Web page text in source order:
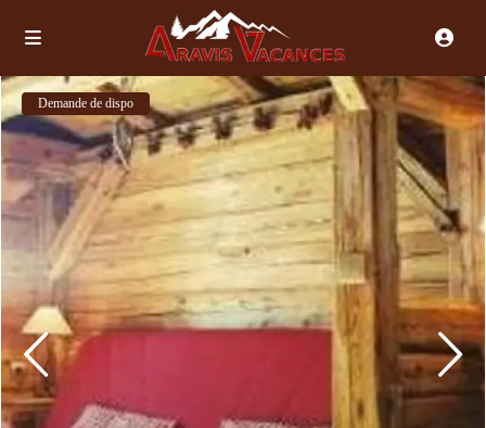
Demande de dispo